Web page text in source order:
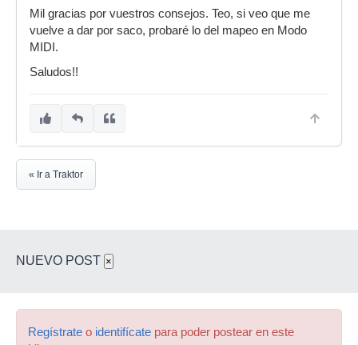
Mil gracias por vuestros consejos. Teo, si veo que me
vuelve a dar por saco, probaré lo del mapeo en Modo
MIDI.
Saludos!!
« Ir a Traktor
NUEVO POST ×
Regístrate o identifícate para poder postear en este